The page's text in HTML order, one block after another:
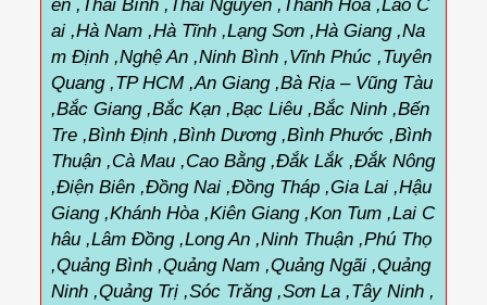
ên ,Thái Bình ,Thái Nguyên ,Thanh Hóa ,Lào C
ai ,Hà Nam ,Hà Tĩnh ,Lạng Sơn ,Hà Giang ,Na
m Định ,Nghệ An ,Ninh Bình ,Vĩnh Phúc ,Tuyên
Quang ,TP HCM ,An Giang ,Bà Rịa – Vũng Tàu
,Bắc Giang ,Bắc Kạn ,Bạc Liêu ,Bắc Ninh ,Bến
Tre ,Bình Định ,Bình Dương ,Bình Phước ,Bình
Thuận ,Cà Mau ,Cao Bằng ,Đắk Lắk ,Đắk Nông
,Điện Biên ,Đồng Nai ,Đồng Tháp ,Gia Lai ,Hậu
Giang ,Khánh Hòa ,Kiên Giang ,Kon Tum ,Lai C
hâu ,Lâm Đồng ,Long An ,Ninh Thuận ,Phú Thọ
,Quảng Bình ,Quảng Nam ,Quảng Ngãi ,Quảng
Ninh ,Quảng Trị ,Sóc Trăng ,Sơn La ,Tây Ninh ,